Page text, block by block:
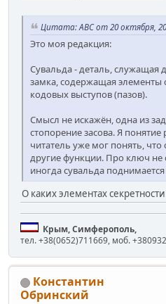
Цитата: АВС от 20 октября,
Это моя редакция:
Сувальда - деталь, служащая
замка, содержащая элементы
кодовых выступов (пазов).
Смысл не искажён, одна из
стопорение засова. Я
читатель уже мог понять,
другие функции. Про ключ не
иногда сувальда
О каких элементах
Крым, Симферополь,
тел. +38(0652)711669, моб.
Константин
Обринский